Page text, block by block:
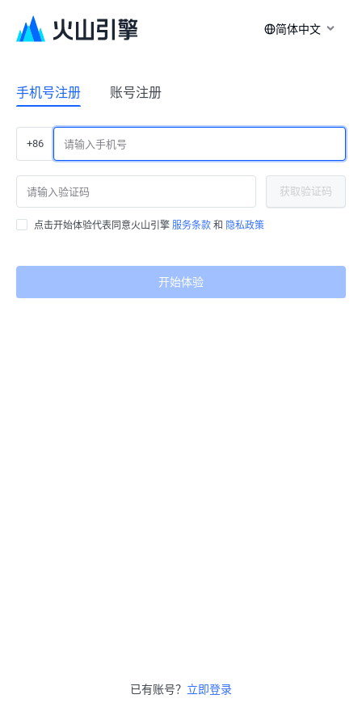
简体中文
手机号注册 账号注册
+86
获取验证码
点击开始体验代表同意火山引擎 服务条款 和 隐私政策
开始体验
已有账号？ 立即登录